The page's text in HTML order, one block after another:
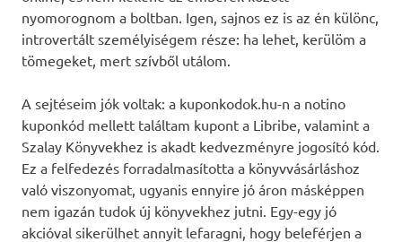
nyomorognom a boltban. Igen, sajnos ez is az én különc,
introvertált személyiségem része: ha lehet, kerülöm a
tömegeket, mert szívből utálom.
A sejtéseim jók voltak: a kuponkodok.hu-n a notino
kuponkód mellett találtam kupont a Libribe, valamint a
Szalay Könyvekhez is akadt kedvezményre jogosító kód.
Ez a felfedezés forradalmasította a könyvvásárláshoz
való viszonyomat, ugyanis ennyire jó áron másképpen
nem igazán tudok új könyvekhez jutni. Egy-egy jó
akcióval sikerülhet annyit lefaragni, hogy beleférjen a